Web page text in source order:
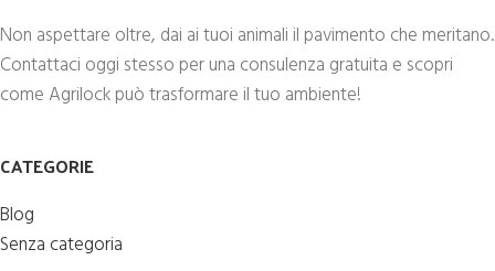
Non aspettare oltre, dai ai tuoi animali il pavimento che meritano.
Contattaci oggi stesso per una consulenza gratuita e scopri
come Agrilock può trasformare il tuo ambiente!
CATEGORIE
Blog
Senza categoria